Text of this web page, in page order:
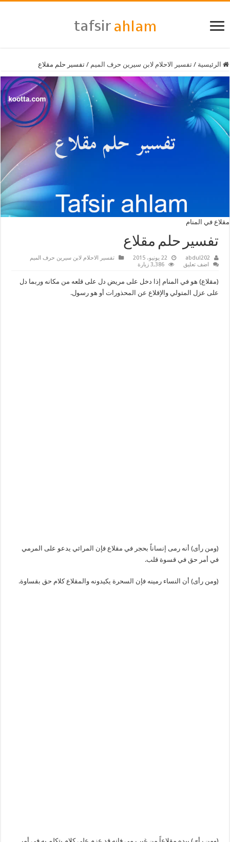
الرئيسية / تفسير الاحلام لابن سيرين حرف الميم / تفسير حلم مقلاع
مقلاع في المنام
تفسير حلم مقلاع
abdul202 22 يونيو، 2015
تفسير الاحلام لابن سيرين حرف الميم
اضف تعليق
3,386 زيارة
(مقلاع) هو في المنام إذا دخل على مريض دل على قلعه من مكانه وربما دل
على عزل المتولي والإقلاع عن المحذورات أو هو رسول.
(ومن رأى) أنه رمى إنساناً بحجر في مقلاع فإن المرائي يدعو على المرمي
في أمر حق في قسوة قلب.
(ومن رأى) أن النساء رمينه فإن السحرة يكيدونه والمقلاع كلام حق بقساوة.